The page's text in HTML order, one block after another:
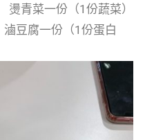
燙青菜一份（1份蔬菜）
豆腐一份（1份蛋白